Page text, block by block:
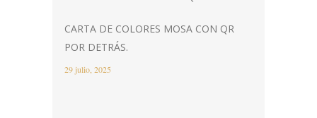
CARTA DE COLORES MOSA CON QR
POR DETRÁS.
29 julio, 2025